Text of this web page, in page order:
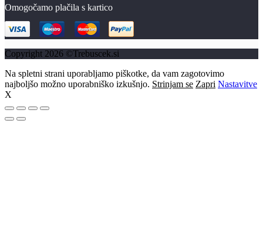
Omogočamo plačila s kartico
Copyright 2026 ©Trebuscek.si
Na spletni strani uporabljamo piškotke, da vam zagotovimo
najboljšo možno uporabniško izkušnjo. Strinjam se Zapri Nastavitve
X